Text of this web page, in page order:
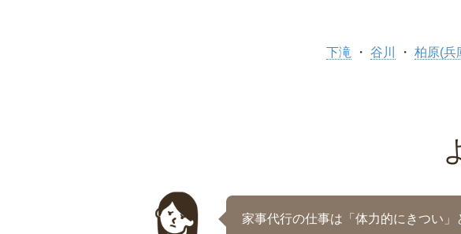
下滝 谷川 柏原(兵
家事代行の仕事は「体力的にきつい